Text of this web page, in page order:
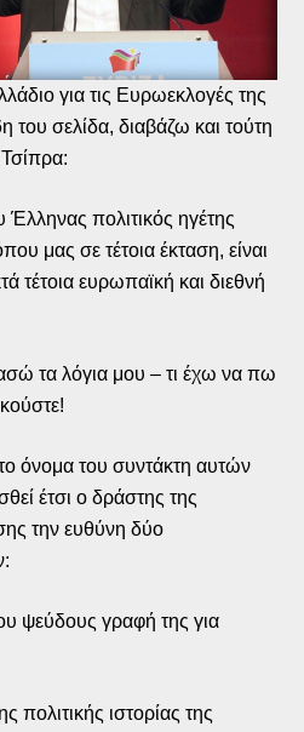
για τις Ευρωεκλογές της
σελίδα, διαβάζω και τούτη
πολιτικός ηγέτης
μας σε τέτοια έκταση, είναι
ευρωπαϊκή και διεθνή
τα λόγια μου – τι έχω να πω
όνομα του συντάκτη αυτών
έτσι ο δράστης της
την ευθύνη δύο
ψεύδους γραφή της για
πολιτικής ιστορίας της